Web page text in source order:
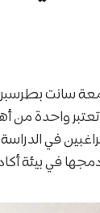
سانت
واحدة من
في
في بيئة